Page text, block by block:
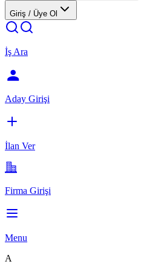
Giriş / Üye Ol
İş Ara
Aday Girişi
İlan Ver
Firma Girişi
Menu
A